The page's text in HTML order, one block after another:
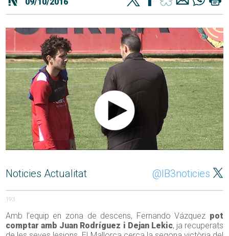
Noticies Actualitat @IB3noticies
193
Amb l’equip en zona de descens, Fernando Vázquez pot
comptar amb Juan Rodríguez i Dejan Lekic, ja recuperats